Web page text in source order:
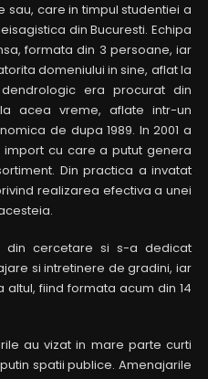
sau, care in timpul studentiei a
din Bucuresti. Echipa
formata din 3 persoane, iar
domeniului in sine, aflat la
era procurat din
acea vreme, aflate intr-un
de dupa 1989. In 2001 a
cu care a putut genera
Din practica a invatat
realizarea efectiva a unei
din cercetare si s-a dedicat
si intretinere de gradini, iar
fiind formata acum din 14
au vizat in mare parte curti
spatii publice. Amenajarile